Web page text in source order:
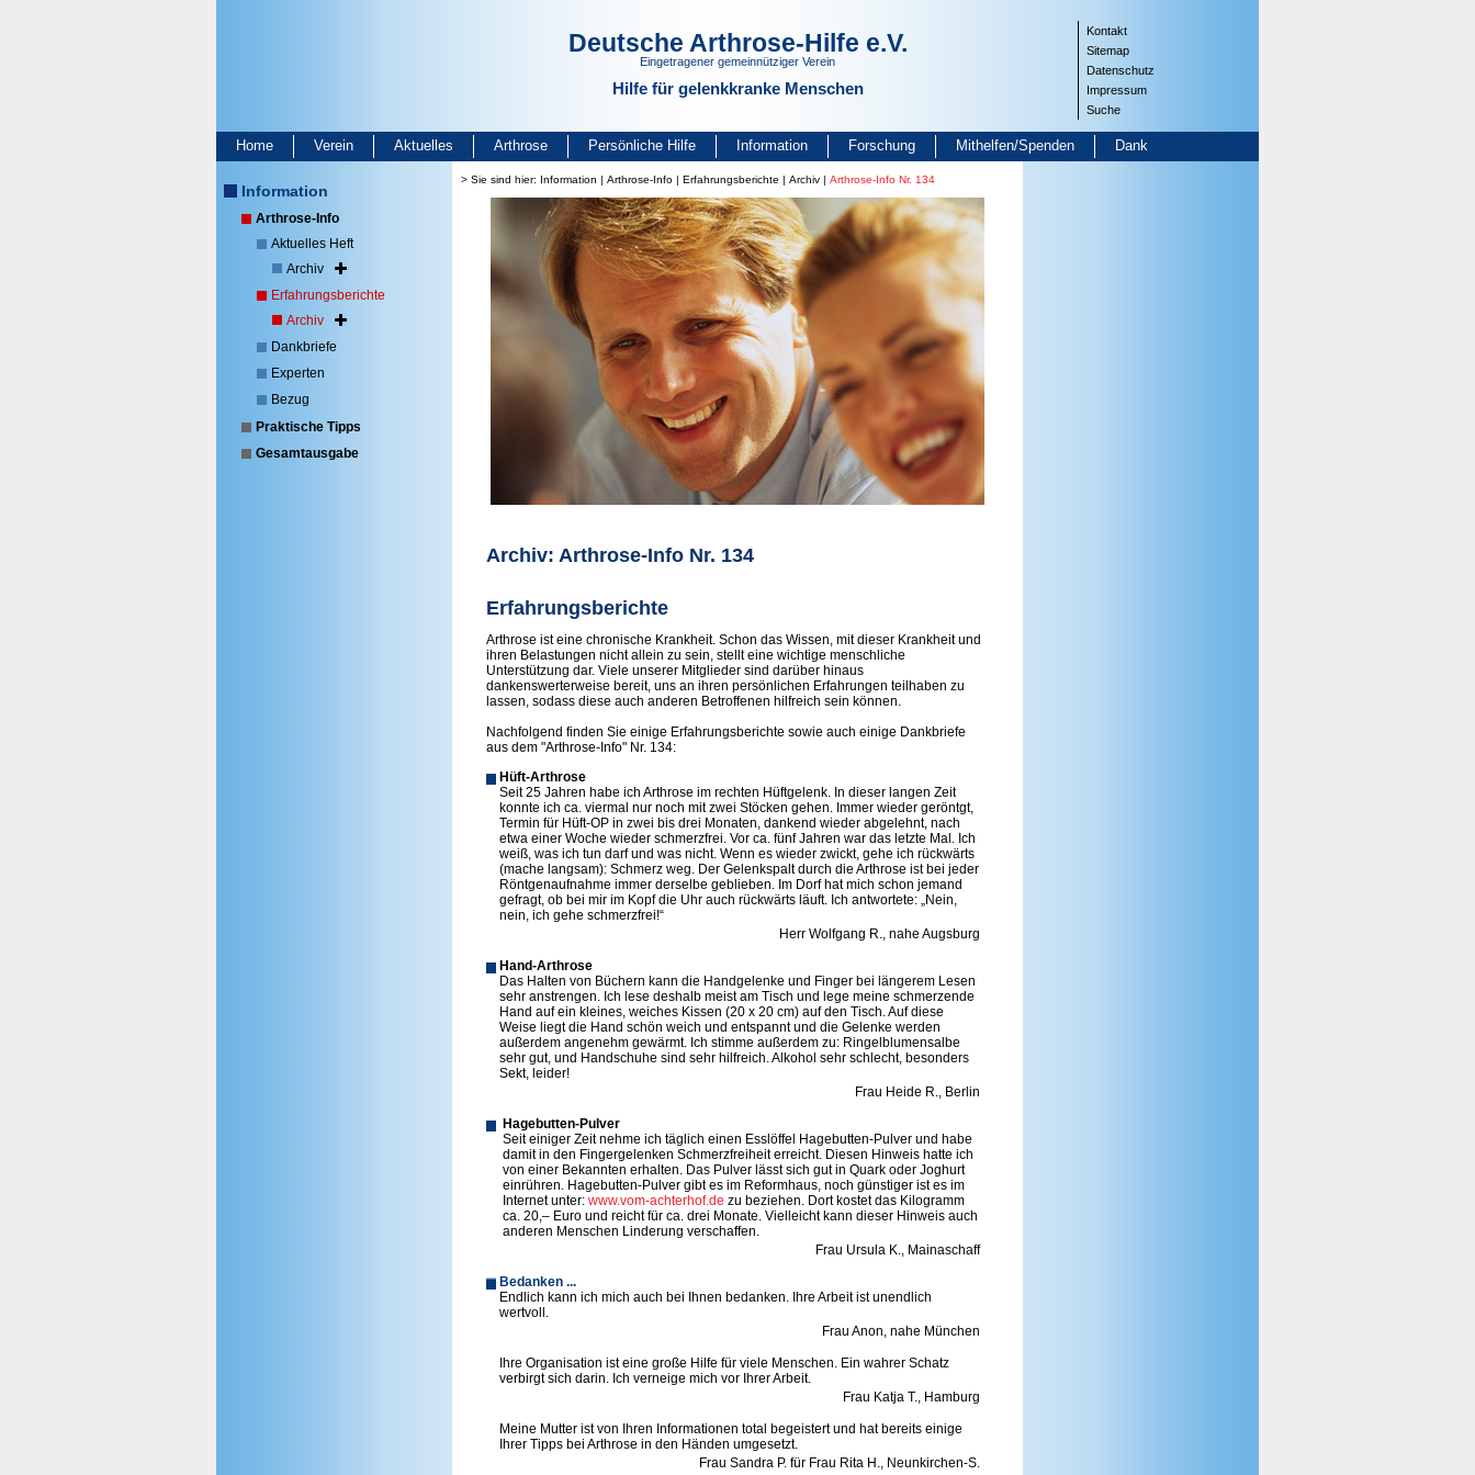
Deutsche Arthrose-Hilfe e.V.
Eingetragener gemeinnütziger Verein
Hilfe für gelenkkranke Menschen
Kontakt
Sitemap
Datenschutz
Impressum
Suche
Home Verein Aktuelles Arthrose Persönliche Hilfe Information Forschung Mithelfen/Spenden Dank
Information
Arthrose-Info
Aktuelles Heft
Archiv
Erfahrungsberichte
Archiv
Dankbriefe
Experten
Bezug
Praktische Tipps
Gesamtausgabe
> Sie sind hier: Information | Arthrose-Info | Erfahrungsberichte | Archiv | Arthrose-Info Nr. 134
Archiv: Arthrose-Info Nr. 134
Erfahrungsberichte
Arthrose ist eine chronische Krankheit. Schon das Wissen, mit dieser Krankheit und
ihren Belastungen nicht allein zu sein, stellt eine wichtige menschliche
Unterstützung dar. Viele unserer Mitglieder sind darüber hinaus
dankenswerterweise bereit, uns an ihren persönlichen Erfahrungen teilhaben zu
lassen, sodass diese auch anderen Betroffenen hilfreich sein können.
Nachfolgend finden Sie einige Erfahrungsberichte sowie auch einige Dankbriefe
aus dem "Arthrose-Info" Nr. 134:
Hüft-Arthrose
Seit 25 Jahren habe ich Arthrose im rechten Hüftgelenk. In dieser langen Zeit
konnte ich ca. viermal nur noch mit zwei Stöcken gehen. Immer wieder geröntgt,
Termin für Hüft-OP in zwei bis drei Monaten, dankend wieder abgelehnt, nach
etwa einer Woche wieder schmerzfrei. Vor ca. fünf Jahren war das letzte Mal. Ich
weiß, was ich tun darf und was nicht. Wenn es wieder zwickt, gehe ich rückwärts
(mache langsam): Schmerz weg. Der Gelenkspalt durch die Arthrose ist bei jeder
Röntgenaufnahme immer derselbe geblieben. Im Dorf hat mich schon jemand
gefragt, ob bei mir im Kopf die Uhr auch rückwärts läuft. Ich antwortete: „Nein,
nein, ich gehe schmerzfrei!“
Herr Wolfgang R., nahe Augsburg
Hand-Arthrose
Das Halten von Büchern kann die Handgelenke und Finger bei längerem Lesen
sehr anstrengen. Ich lese deshalb meist am Tisch und lege meine schmerzende
Hand auf ein kleines, weiches Kissen (20 x 20 cm) auf den Tisch. Auf diese
Weise liegt die Hand schön weich und entspannt und die Gelenke werden
außerdem angenehm gewärmt. Ich stimme außerdem zu: Ringelblumensalbe
sehr gut, und Handschuhe sind sehr hilfreich. Alkohol sehr schlecht, besonders
Sekt, leider!
Frau Heide R., Berlin
Hagebutten-Pulver
Seit einiger Zeit nehme ich täglich einen Esslöffel Hagebutten-Pulver und habe
damit in den Fingergelenken Schmerzfreiheit erreicht. Diesen Hinweis hatte ich
von einer Bekannten erhalten. Das Pulver lässt sich gut in Quark oder Joghurt
einrühren. Hagebutten-Pulver gibt es im Reformhaus, noch günstiger ist es im
Internet unter:www.vom-achterhof.de zu beziehen. Dort kostet das Kilogramm
ca. 20,– Euro und reicht für ca. drei Monate. Vielleicht kann dieser Hinweis auch
anderen Menschen Linderung verschaffen.
Frau Ursula K., Mainaschaff
Bedanken ...
Endlich kann ich mich auch bei Ihnen bedanken. Ihre Arbeit ist unendlich
wertvoll.
Frau Anon, nahe München
Ihre Organisation ist eine große Hilfe für viele Menschen. Ein wahrer Schatz
verbirgt sich darin. Ich verneige mich vor Ihrer Arbeit.
Frau Katja T., Hamburg
Meine Mutter ist von Ihren Informationen total begeistert und hat bereits einige
Ihrer Tipps bei Arthrose in den Händen umgesetzt.
Frau Sandra P. für Frau Rita H., Neunkirchen-S.